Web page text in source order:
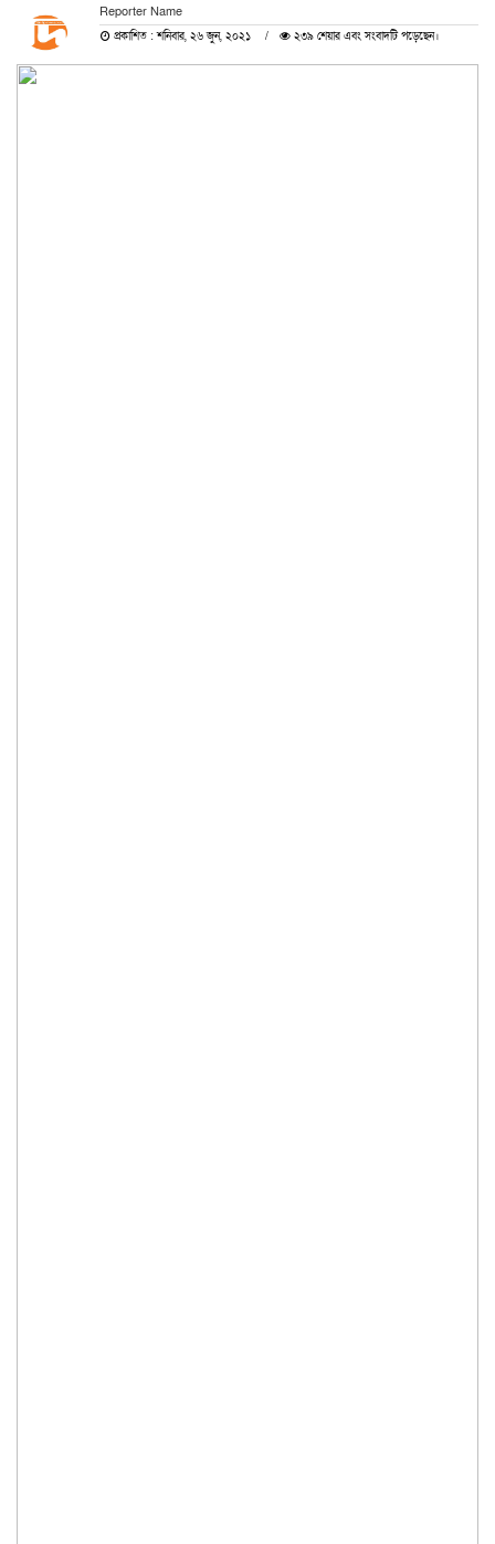
Reporter Name
প্রকাশিত : শনিবার, ২৬ জুন, ২০২১ ২৩৯ শেয়ার এবং সংবাদটি পড়েছেন।